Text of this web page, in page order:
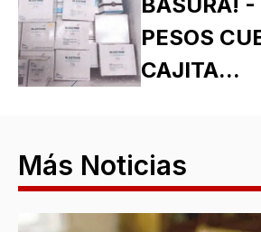
PESOS
CAJITA...
Más Noticias